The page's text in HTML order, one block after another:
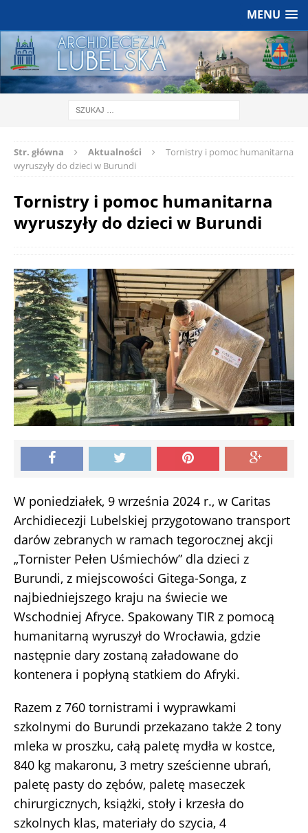
MENU
Str. główna Aktualności
Tornistry i pomoc humanitarna
wyruszyły do dzieci w Burundi
Tornistry i pomoc humanitarna
wyruszyły do dzieci w Burundi
W poniedziałek, 9 września 2024 r., w Caritas
Archidiecezji Lubelskiej przygotowano transport
darów zebranych w ramach tegorocznej akcji
„Tornister Pełen Uśmiechów” dla dzieci z
Burundi, z miejscowości Gitega-Songa, z
najbiedniejszego kraju na świecie we
Wschodniej Afryce. Spakowany TIR z pomocą
humanitarną wyruszył do Wrocławia, gdzie
następnie dary zostaną załadowane do
kontenera i popłyną statkiem do Afryki.
Razem z 760 tornistrami i wyprawkami
szkolnymi do Burundi przekazano także 2 tony
mleka w proszku, całą paletę mydła w kostce,
840 kg makaronu, 3 metry sześcienne ubrań,
paletę pasty do zębów, paletę maseczek
chirurgicznych, książki, stoły i krzesła do
szkolnych klas, materiały do szycia, 4